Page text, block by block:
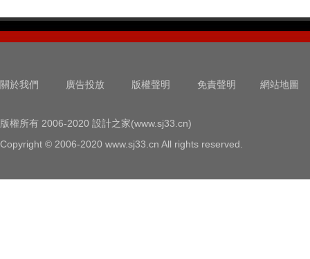
關於我們 廣告投放 版權聲明 免責聲明 網站地圖
版權所有 2006-2020 設計之家(www.sj33.cn)
Copyright © 2006-2020 www.sj33.cn All rights reserved.